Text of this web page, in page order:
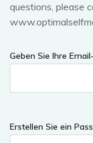
questions, please
If
a
ignore
this
Geben Sie Ihre
Erstellen Sie ein